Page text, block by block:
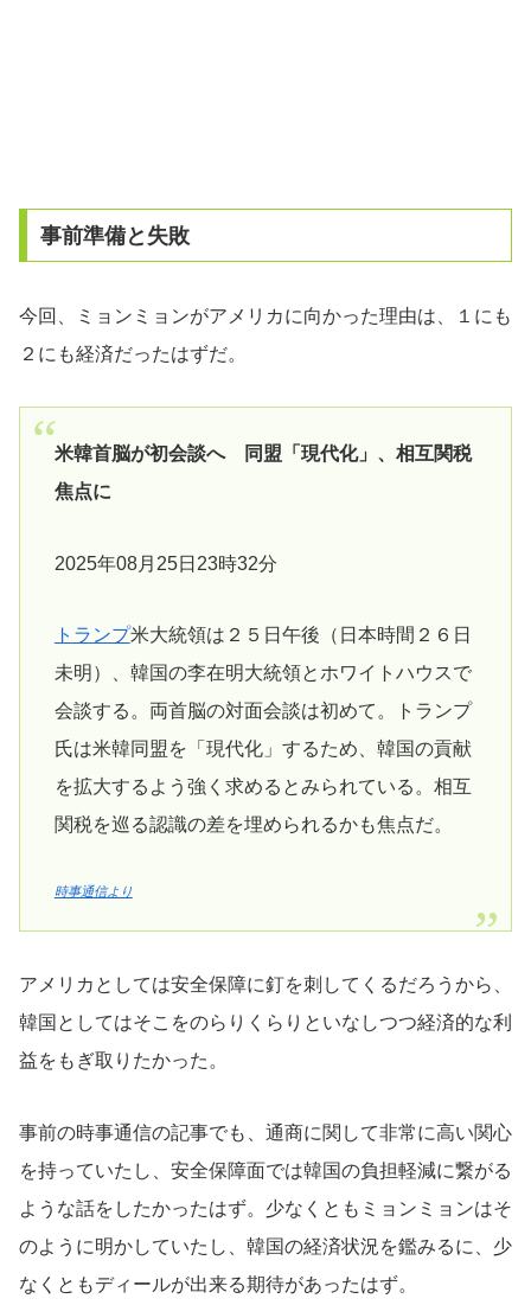
事前準備と失敗
今回、ミョンミョンがアメリカに向かった理由は、１にも
２にも経済だったはずだ。
米韓首脳が初会談へ 同盟「現代化」、相互関税
焦点に
2025年08月25日23時32分
トランプ米大統領は２５日午後（日本時間２６日
未明）、韓国の李在明大統領とホワイトハウスで
会談する。両首脳の対面会談は初めて。トランプ
氏は米韓同盟を「現代化」するため、韓国の貢献
を拡大するよう強く求めるとみられている。相互
関税を巡る認識の差を埋められるかも焦点だ。
時事通信より
アメリカとしては安全保障に釘を刺してくるだろうから、
韓国としてはそこをのらりくらりといなしつつ経済的な利
益をもぎ取りたかった。
事前の時事通信の記事でも、通商に関して非常に高い関心
を持っていたし、安全保障面では韓国の負担軽減に繋がる
ような話をしたかったはず。少なくともミョンミョンはそ
のように明かしていたし、韓国の経済状況を鑑みるに、少
なくともディールが出来る期待があったはず。